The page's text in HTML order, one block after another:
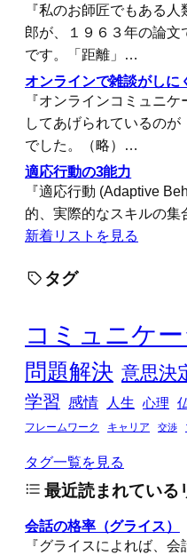
『私のお師匠でもある
郎が、１９６３年の論
です。「距離」…
オンラインで雑談がしに
『オンラインコミュニ
してあげられているの
でした。（略）…
適応行動の3能力
『適応行動 (Adaptive
的、実際的なスキルの
新着リストを見る
タグ
コミュニケ
問題解決 意思決
学習
感情 人生 心理
フレームワーク
キャリア 交渉
タグ一覧を見る
最近読まれている
会話の格率（グライス）
『グライスによれば、